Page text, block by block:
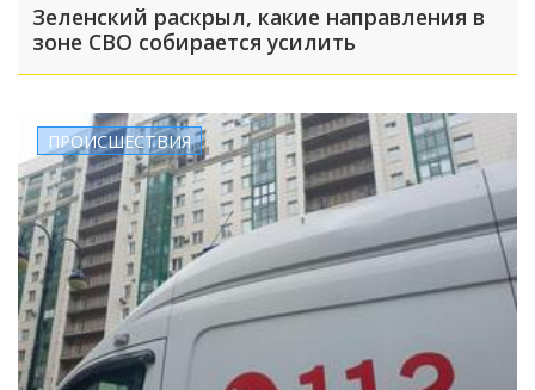
Зеленский раскрыл, какие направления в
зоне СВО собирается усилить
ПРОИСШЕСТВИЯ